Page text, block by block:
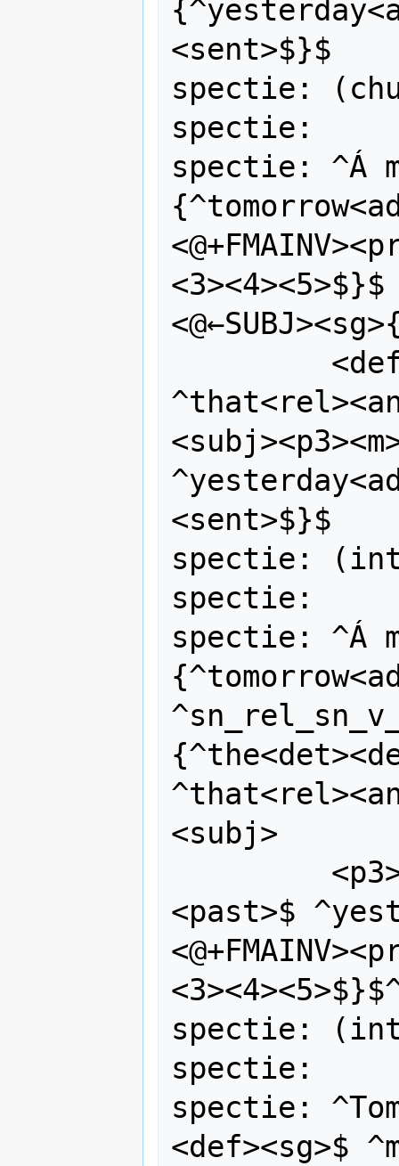
<sent>$}$
spectie:
spectie:
spectie: ^Á
<sent>$}$
spectie:
spectie:
spectie: ^Á
<subj>
<past>$
spectie:
spectie:
spectie:
<def><sg>$